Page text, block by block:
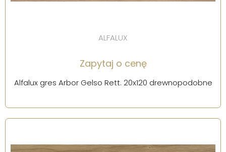
ALFALUX
Zapytaj o cenę
Alfalux gres Arbor Gelso Rett. 20x120 drewnopodobne